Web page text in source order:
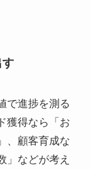
す
で進捗を測る
獲得なら「お
、顧客育成な
」などが考え